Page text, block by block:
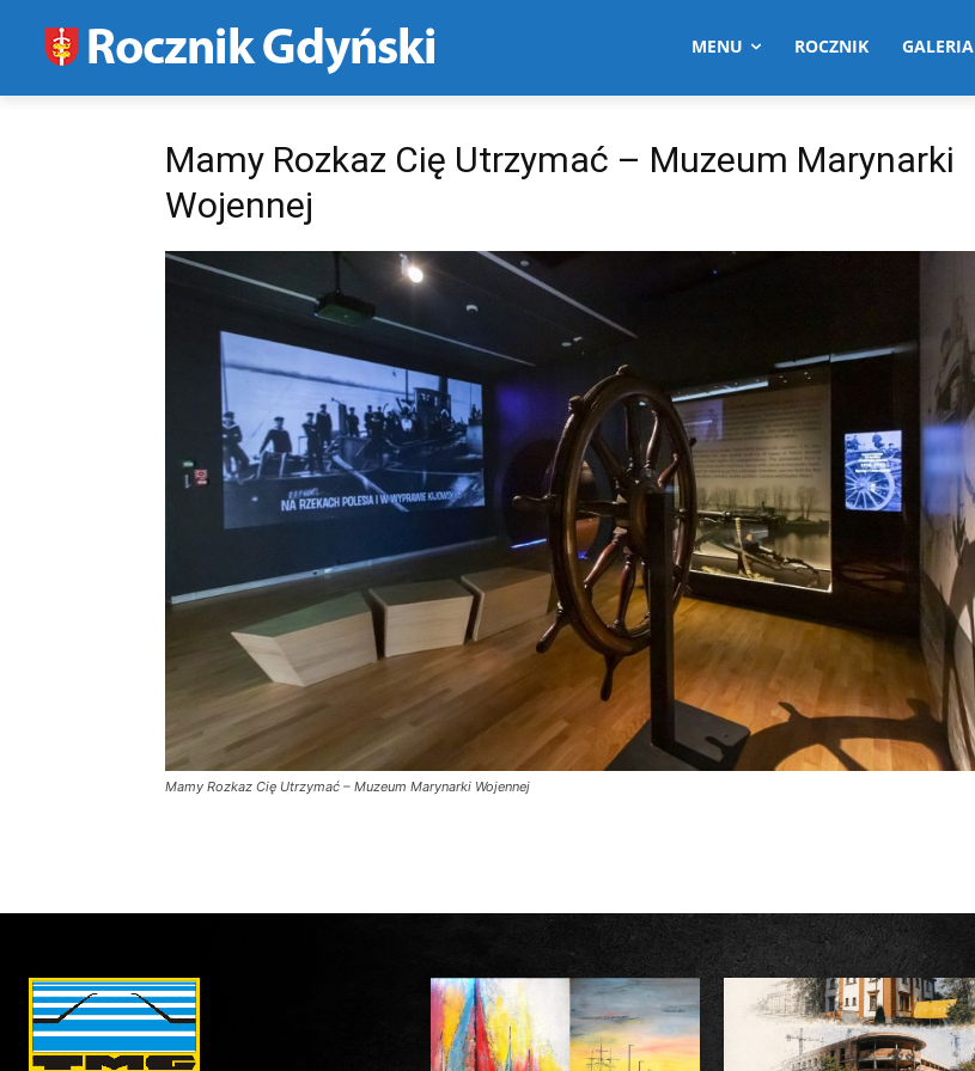
MENU ROCZNIK GALERIA
Mamy Rozkaz Cię Utrzymać – Muzeum Marynarki
Wojennej
Mamy Rozkaz Cię Utrzymać – Muzeum Marynarki Wojennej